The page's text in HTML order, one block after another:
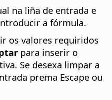
na liña de entrada e
a fórmula.
os valores requiridos
para inserir o
Se desexa limpar a
prema Escape ou